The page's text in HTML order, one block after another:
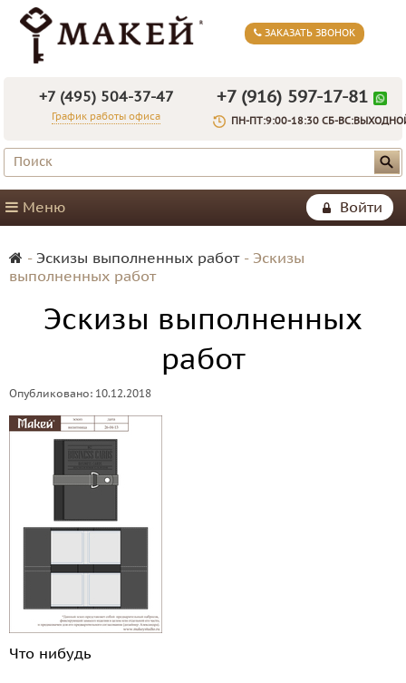
ЗАКАЗАТЬ ЗВОНОК
+7 (495) 504-37-47
График работы офиса
+7 (916) 597-17-81
ПН-ПТ:9:00-18:30 СБ-
Войти
Меню
- Эскизы выполненных работ - Эскизы
выполненных работ
Эскизы выполненных
работ
Опубликовано: 10.12.2018
Что нибудь